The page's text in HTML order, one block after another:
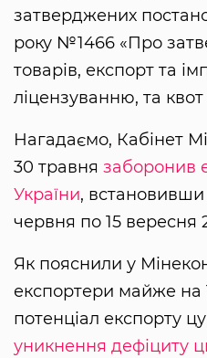
затверджених
року №1466 «Про
товарів, експорт та
ліцензуванню, та квот
Нагадаємо, Кабінет
30 травня заборонив
України, встановивши
червня по 15 вересня
Як пояснили у
експортери майже на
потенціал експорту
уникнення дефіциту